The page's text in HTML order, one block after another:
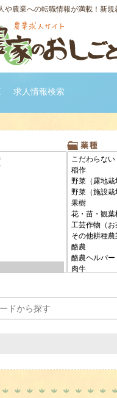
や農業への転職情報が満載！新規
求人情報検索